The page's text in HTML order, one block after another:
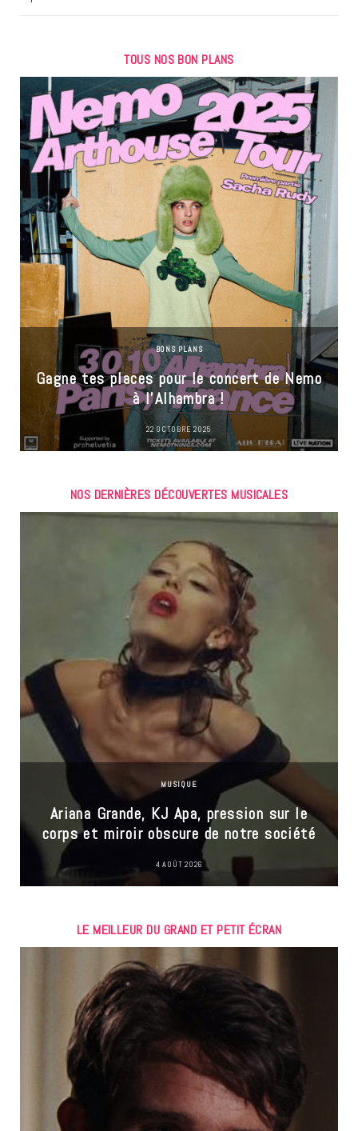
TOUS NOS BON PLANS
BONS PLANS
Gagne tes places pour le concert de Nemo
à l’Alhambra !
22 OCTOBRE 2025
NOS DERNIÈRES DÉCOUVERTES MUSICALES
MUSIQUE
Ariana Grande, KJ Apa, pression sur le
corps et miroir obscure de notre société
4 AOÛT 2026
LE MEILLEUR DU GRAND ET PETIT ÉCRAN